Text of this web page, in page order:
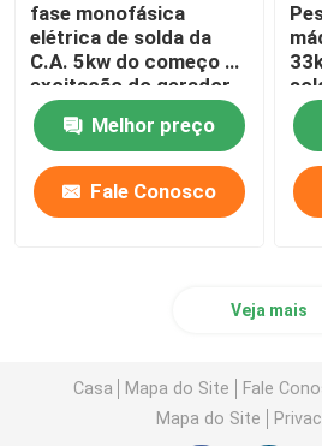
fase monofásica
elétrica de solda da
C.A. 5kw do começo da
excitação do gerador
da vara 210A diesel
Melhor preço
Fale Conosco
Veja mais
Casa Mapa do Site Fale
Mapa do Site